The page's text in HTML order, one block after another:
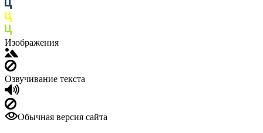
Изображения
Озвучивание текста
Обычная версия сайта